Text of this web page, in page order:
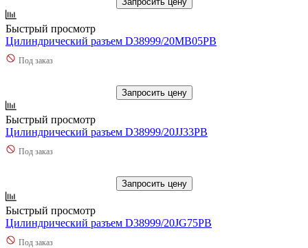
Быстрый просмотр
Цилиндрический разъем D38999/20MB05PB
Под заказ
Запросить цену
Быстрый просмотр
Цилиндрический разъем D38999/20JJ33PB
Под заказ
Запросить цену
Быстрый просмотр
Цилиндрический разъем D38999/20JG75PB
Под заказ